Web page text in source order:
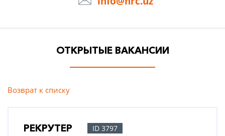
ОТКРЫТЫЕ ВАКАНСИИ
Возврат к списку
РЕКРУТЕР
ID 3797